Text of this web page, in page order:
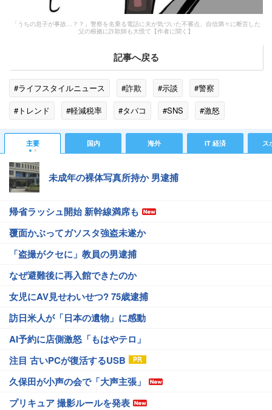
「うちの息子が事故…？？」警察を名乗る電話に夫が気づいた不審点、自信満々に断言した
父の根拠に詐欺師も大慌て【作者に聞く】
記事へ戻る
#ライフスタイルニュース #詐欺 #示談
#警察
#トレンド
#軽減税率 #タバコ #SNS #激怒
主要 国内 海外 IT 経済 ス
未成年の裸体写真所持か 男逮捕
帰省ラッシュ開始 新幹線満席も
覆面かぶってガソスタ強盗未遂か
「盗撮がクセに」教員の男逮捕
なぜ避難後に再入館できたのか
女児にAV見せわいせつ? 75歳逮捕
訪日米人が「日本の遺物」に感動
AI予約に店側激怒「もはやテロ」
注目 古いPCが復活するUSB
久保田が小声の会で「大声主張」
プリキュア 撮影ルールを発表